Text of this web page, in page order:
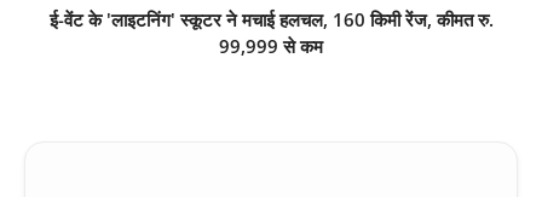
ई-वेंट के 'लाइटनिंग' स्कूटर ने मचाई हलचल, 160 किमी रेंज, कीमत रु.
99,999 से कम